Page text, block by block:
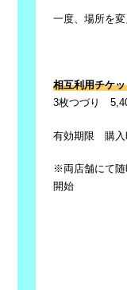
一度、場所を
相互利用チケ
3枚つづり
有効期限 購入
※両店舗にて随
開始